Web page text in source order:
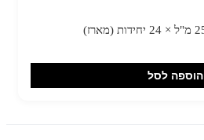
הוספה לסל